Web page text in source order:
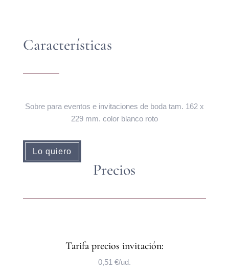
Características
Sobre para eventos e invitaciones de boda tam. 162 x
229 mm. color blanco roto
Lo quiero
Precios
Tarifa precios invitación:
0,51 €/ud.